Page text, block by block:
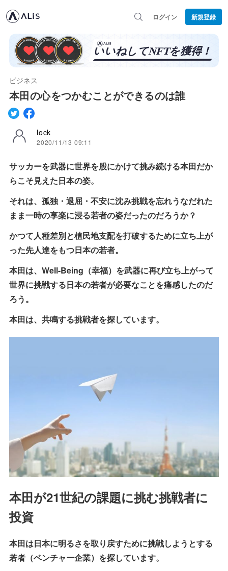
ログイン 新規登録
ビジネス
本田の心をつかむことができるのは誰
lock
2020/11/13 09:11
サッカーを武器に世界を股にかけて挑み続ける本田だか
らこそ見えた日本の姿。
それは、孤独・退屈・不安に沈み挑戦を忘れうなだれた
まま一時の享楽に浸る若者の姿だったのだろうか？
かつて人種差別と植民地支配を打破するために立ち上が
った先人達をもつ日本の若者。
本田は、Well-Being（幸福）を武器に再び立ち上がって
世界に挑戦する日本の若者が必要なことを痛感したのだ
ろう。
本田は、共鳴する挑戦者を探しています。
本田が21世紀の課題に挑む挑戦者に
投資
本田は日本に明るさを取り戻すために挑戦しようとする
若者（ベンチャー企業）を探しています。